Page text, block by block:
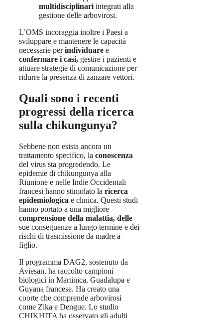
multidisciplinari integrati alla
gestione delle arbovirosi.
L’OMS incoraggia inoltre i Paesi a
sviluppare e mantenere le capacità
necessarie perindividuare e
confermare i casi, gestire i pazienti e
attuare strategie di comunicazione per
ridurre la presenza di zanzare vettori.
Quali sono i recenti
progressi della ricerca
sulla chikungunya?
Sebbene non esista ancora un
trattamento specifico, la conoscenza
del virus sta progredendo. Le
epidemie di chikungunya alla
Riunione e nelle Indie Occidentali
francesi hanno stimolato la ricerca
epidemiologica e clinica. Questi studi
hanno portato a una migliore
comprensione della malattia, delle
sue conseguenze a lungo termine e dei
rischi di trasmissione da madre a
figlio.
Il programma DAG2, sostenuto da
Aviesan, ha raccolto campioni
biologici in Martinica, Guadalupa e
Guyana francese. Ha creato una
coorte che comprende arbovirosi
come Zika e Dengue. Lo studio
CHIKHITA ha osservato gli adulti